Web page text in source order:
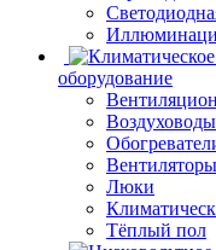
оборудование
Воздуховоды
Вентиляторы
Люки
Тёплый пол